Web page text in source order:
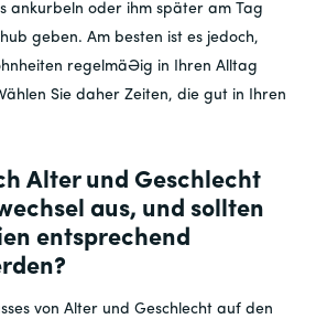
ankurbeln oder ihm später am Tag
geben. Am besten ist es jedoch,
regelmäßig in Ihren Alltag
Sie daher Zeiten, die gut in Ihren
Alter und Geschlecht
aus, und sollten
entsprechend
von Alter und Geschlecht auf den